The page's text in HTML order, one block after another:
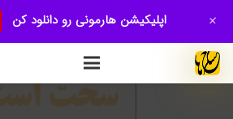
اپلیکیشن هارمونی رو دانلود کن +